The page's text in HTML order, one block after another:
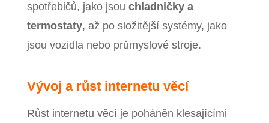
spotřebičů, jako jsou chladničky a
termostaty, až po složitější systémy, jako
jsou vozidla nebo průmyslové stroje.
Vývoj a růst internetu věcí
Růst internetu věcí je poháněn klesajícími